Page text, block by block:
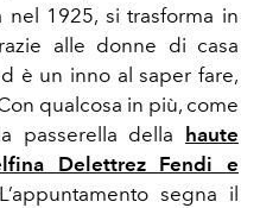
nel 1925, si trasforma in
alle donne di casa
è un inno al saper fare,
qualcosa in più, come
passerella della
haute
Delettrez Fendi e
segna il